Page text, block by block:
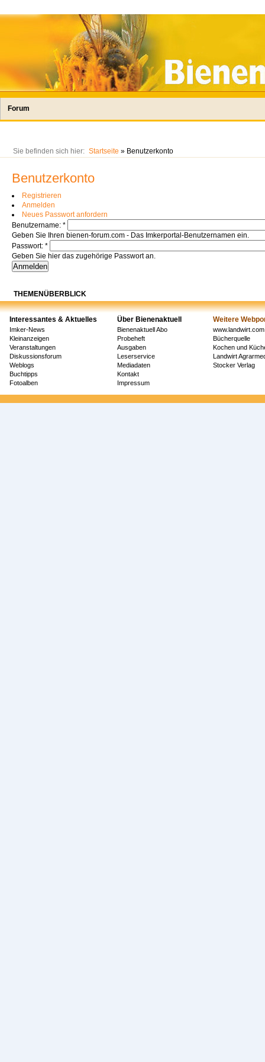
Forum
Sie befinden sich hier: Startseite » Benutzerkonto
Benutzerkonto
Registrieren
Anmelden
Neues Passwort anfordern
Benutzername: *
Geben Sie Ihren bienen-forum.com - Das Imkerportal-Benutzernamen ein.
Passwort: *
Geben Sie hier das zugehörige Passwort an.
THEMENÜBERBLICK
Interessantes & Aktuelles Über Bienenaktuell Weitere
Imker-News
Kleinanzeigen
Veranstaltungen
Diskussionsforum
Weblogs
Buchtipps
Fotoalben
Bienenaktuell Abo
Probeheft
Ausgaben
Leserservice
Mediadaten
Kontakt
Impressum
www.landwirt.com
Bücherquelle
Kochen und
Landwirt
Stocker Verlag